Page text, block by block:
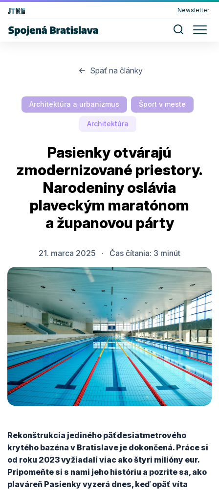
Newsletter
Späť na články
Architektúra a urbanizmus Šport v meste
Architektúra
Pasienky otvárajú
zmodernizované priestory.
Narodeniny oslávia
plaveckým maratónom
a županovou párty
21. marca 2025 · Čas čítania: 3 minút
Rekonštrukcia jediného päťdesiatmetrového
krytého bazéna v Bratislave je dokončená. Práce si
od roku 2023 vyžiadali viac ako štyri milióny eur.
Pripomeňte si s nami jeho históriu a pozrite sa, ako
plaváreň Pasienky vyzerá dnes, keď opäť víta